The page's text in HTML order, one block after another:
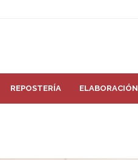
REPOSTERÍA ELABORACIÓN